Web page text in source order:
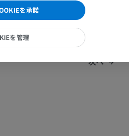
to reduce the number of 180°
次へ
を承諾
を管理